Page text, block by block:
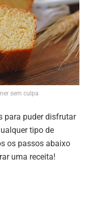
sem culpa
para puder disfrutar
tipo de
os passos abaixo
uma receita!